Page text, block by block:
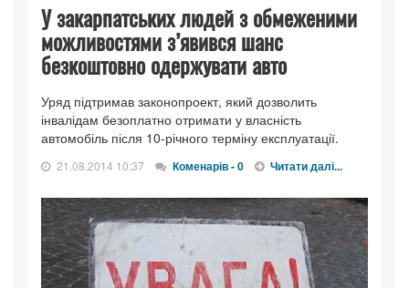
У закарпатських людей з обмеженими
можливостями з’явився шанс
безкоштовно одержувати авто
Уряд підтримав законопроект, який дозволить
інвалідам безоплатно отримати у власність
автомобіль після 10-річного терміну експлуатації.
21.08.2014 10:37 Коменарів - 0 Читати далі...